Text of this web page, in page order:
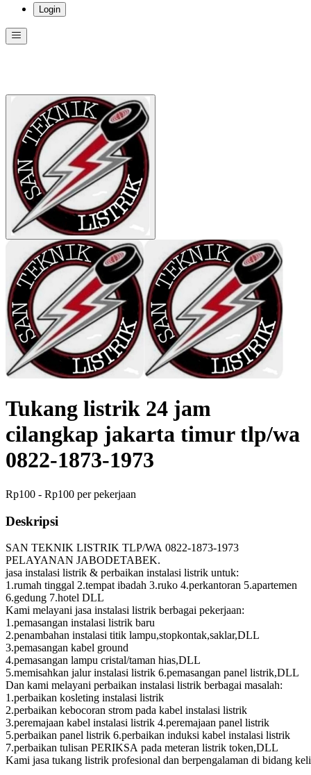
Login
Menu ini berisi navigasi untuk mengakses fitur-fitur di KangPro
Tukang listrik 24 jam
cilangkap jakarta timur tlp/wa
0822-1873-1973
Rp100 - Rp100 per pekerjaan
Deskripsi
SAN TEKNIK LISTRIK TLP/WA 0822-1873-1973
PELAYANAN JABODETABEK.
jasa instalasi listrik & perbaikan instalasi listrik untuk:
1.rumah tinggal 2.tempat ibadah 3.ruko 4.perkantoran 5.apartemen
6.gedung 7.hotel DLL
Kami melayani jasa instalasi listrik berbagai pekerjaan:
1.pemasangan instalasi listrik baru
2.penambahan instalasi titik lampu,stopkontak,saklar,DLL
3.pemasangan kabel ground
4.pemasangan lampu cristal/taman hias,DLL
5.memisahkan jalur instalasi listrik 6.pemasangan panel listrik,DLL
Dan kami melayani perbaikan instalasi listrik berbagai masalah:
1.perbaikan kosleting instalasi listrik
2.perbaikan kebocoran strom pada kabel instalasi listrik
3.peremajaan kabel instalasi listrik 4.peremajaan panel listrik
5.perbaikan panel listrik 6.perbaikan induksi kabel instalasi listrik
7.perbaikan tulisan PERIKSA pada meteran listrik token,DLL
Kami jasa tukang listrik profesional dan berpengalaman di bidang